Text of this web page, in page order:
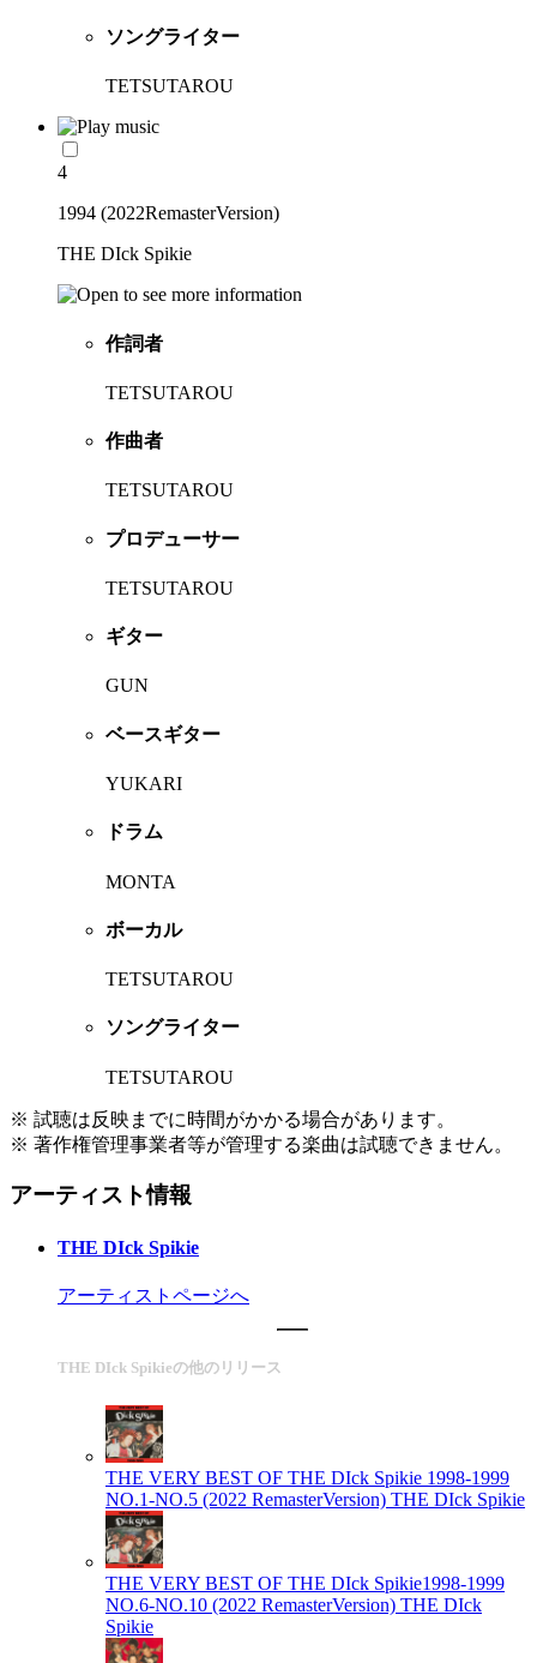
ソングライター
TETSUTAROU
4
1994 (2022RemasterVersion)
THE DIck Spikie
作詞者
TETSUTAROU
作曲者
TETSUTAROU
プロデューサー
TETSUTAROU
ギター
GUN
ベースギター
YUKARI
ドラム
MONTA
ボーカル
TETSUTAROU
ソングライター
TETSUTAROU
※ 試聴は反映までに時間がかかる場合があります。
※ 著作権管理事業者等が管理する楽曲は試聴できません。
アーティスト情報
THE DIck Spikie
アーティストページへ
THE DIck Spikieの他のリリース
THE VERY BEST OF THE DIck Spikie 1998-1999
NO.1-NO.5 (2022 RemasterVersion) THE DIck Spikie
THE VERY BEST OF THE DIck Spikie1998-1999
NO.6-NO.10 (2022 RemasterVersion) THE DIck
Spikie